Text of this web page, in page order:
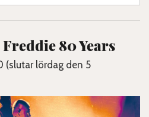
80 Years
(slutar lördag den 5